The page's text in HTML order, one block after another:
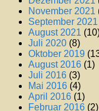
November 2021
September 2021
August 2021
Juli 2020 (8)
Oktober 2019
August 2016 (1)
Juli 2016 (3)
Mai 2016 (4)
April 2016 (1)
Februar 2016 (2)